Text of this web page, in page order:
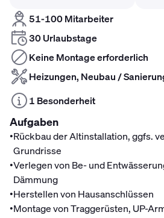
51-100 Mitarbeiter
30 Urlaubstage
Keine Montage erforderlich
Heizungen, Neubau /
1 Besonderheit
Aufgaben
•Rückbau der Altinstallation, ggfs.
Grundrisse
•Verlegen von Be- und
Dämmung
•Herstellen von Hausanschlüssen
•Montage von Traggerüsten, UP-